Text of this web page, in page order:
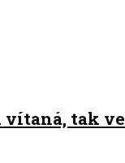
vítaná, tak